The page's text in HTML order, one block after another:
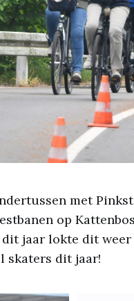
met
op
jaar lokte dit
skaters dit jaar!